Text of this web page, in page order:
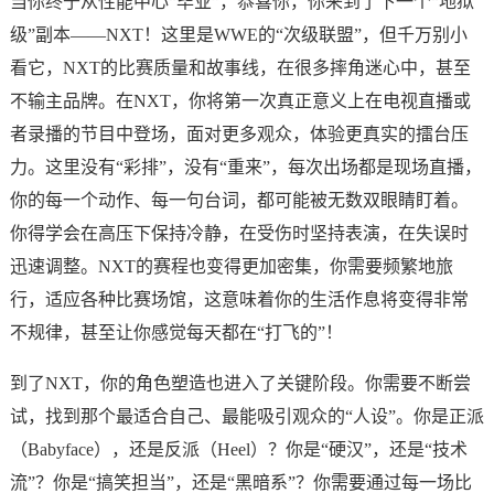
级”副本——NXT！这里是WWE的“次级联盟”，但千万别小
看它，NXT的比赛质量和故事线，在很多摔角迷心中，甚至
不输主品牌。在NXT，你将第一次真正意义上在电视直播或
者录播的节目中登场，面对更多观众，体验更真实的擂台压
力。这里没有“彩排”，没有“重来”，每次出场都是现场直播，
你的每一个动作、每一句台词，都可能被无数双眼睛盯着。
你得学会在高压下保持冷静，在受伤时坚持表演，在失误时
迅速调整。NXT的赛程也变得更加密集，你需要频繁地旅
行，适应各种比赛场馆，这意味着你的生活作息将变得非常
不规律，甚至让你感觉每天都在“打飞的”！
到了NXT，你的角色塑造也进入了关键阶段。你需要不断尝
试，找到那个最适合自己、最能吸引观众的“人设”。你是正派
（Babyface），还是反派（Heel）？你是“硬汉”，还是“技术
流”？你是“搞笑担当”，还是“黑暗系”？你需要通过每一场比